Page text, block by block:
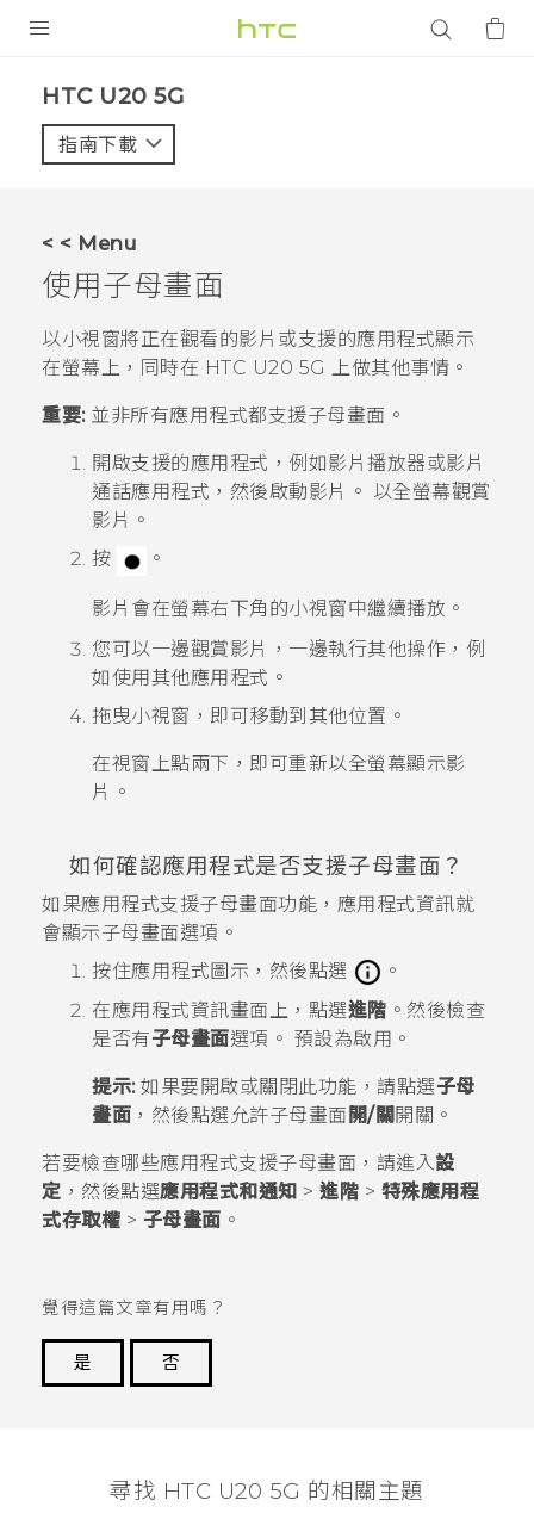
VIVE
應用程式
支援服務
‎HTC U20 5G‎
指南下載
< < Menu
使用子母畫面
以小視窗將正在觀看的影片或支援的應用程式顯示
在螢幕上，同時在 HTC U20 5G 上做其他事情。
重要:並非所有應用程式都支援子母畫面。
開啟支援的應用程式，例如影片播放器或影片
通話應用程式，然後啟動影片。 以全螢幕觀賞
影片。
按
。
影片會在螢幕右下角的小視窗中繼續播放。
您可以一邊觀賞影片，一邊執行其他操作，例
如使用其他應用程式。
拖曳小視窗，即可移動到其他位置。
在視窗上點兩下，即可重新以全螢幕顯示影
片。
如何確認應用程式是否支援子母畫面？
如果應用程式支援子母畫面功能，應用程式資訊就
會顯示子母畫面選項。
按住應用程式圖示，然後點選
。
在應用程式資訊畫面上，點選進階 。然後檢查
是否有子母畫面選項。 預設為啟用。
提示:如果要開啟或關閉此功能，請點選子母
畫面 ，然後點選 允許子母畫面 開/關 開關。
若要檢查哪些應用程式支援子母畫面，請進入設
定 ，然後點選應用程式和通知 > 進階 > 特殊應用程
式存取權 > 子母畫面 。
覺得這篇文章有用嗎？
是
否
尋找 ‎HTC U20 5G 的相關主題